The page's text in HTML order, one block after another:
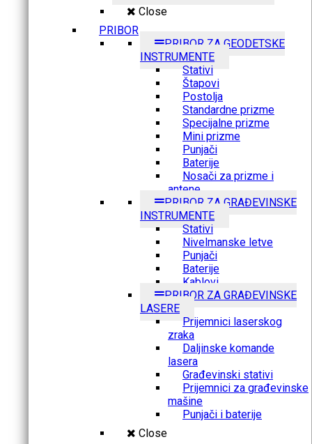
Close
PRIBOR
PRIBOR ZA GEODETSKE
INSTRUMENTE
Stativi
Štapovi
Postolja
Standardne prizme
Specijalne prizme
Mini prizme
Punjači
Baterije
Nosači za prizme i
antene
PRIBOR ZA GRAĐEVINSKE
INSTRUMENTE
Stativi
Nivelmanske letve
Punjači
Baterije
Kablovi
PRIBOR ZA GRAĐEVINSKE
LASERE
Prijemnici laserskog
zraka
Daljinske komande
lasera
Građevinski stativi
Prijemnici za građevinske
mašine
Punjači i baterije
Close